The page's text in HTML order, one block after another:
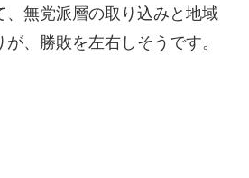
、無党派層の取り込みと地域
、勝敗を左右しそうです。